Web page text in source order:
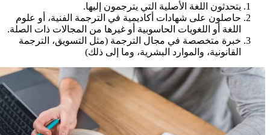
يتحدثون اللغة الأصلية التي يترجمون إليها.
حاصلون على شهادات أكاديمية في الترجمة الفنية، أو علوم
اللغة أو اللغويات الحاسوبية أو غيرها من المجالات ذات الصلة.
خبرة متخصصة في مجال الترجمة (مثل التسويق، الترجمة
القانونية، والموارد البشرية، وما إلى ذلك)